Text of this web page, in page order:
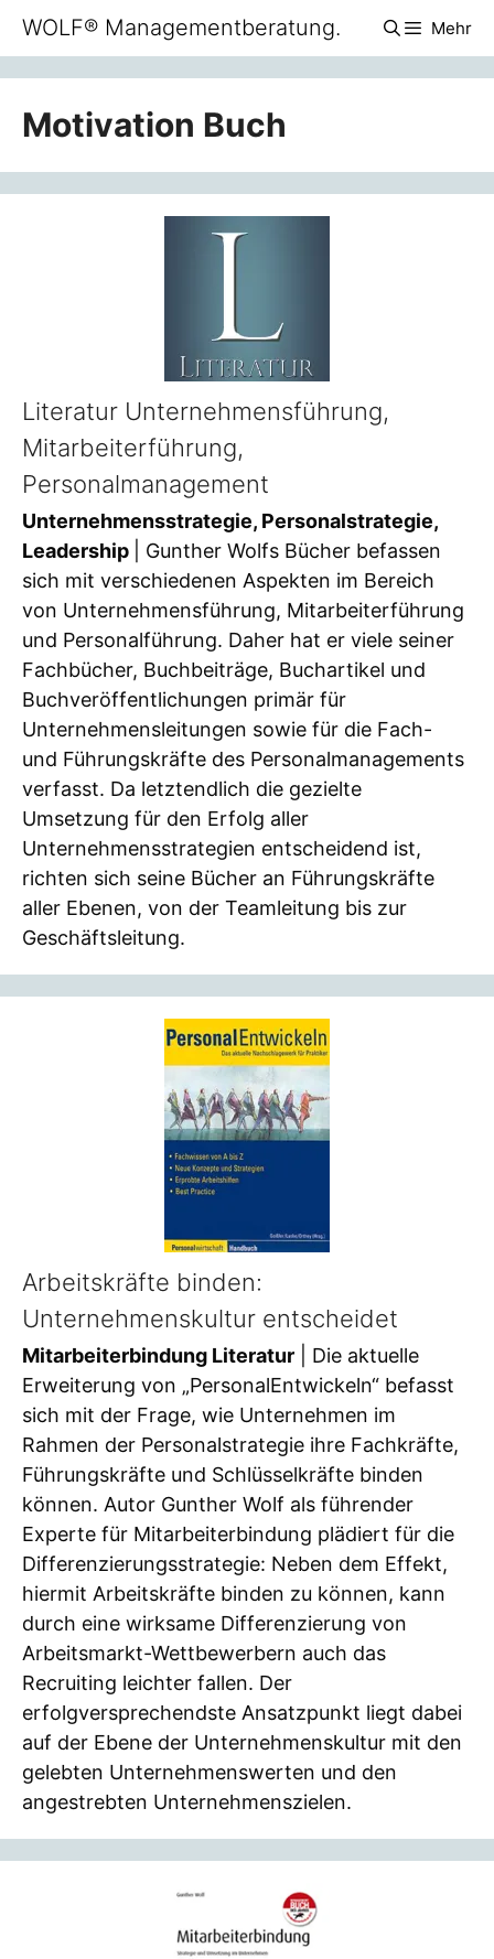
Zum
Inhalt
springen
WOLF® Managementberatung. Mehr
Motivation Buch
Literatur Unternehmensführung,
Mitarbeiterführung,
Personalmanagement
Unternehmensstrategie, Personalstrategie,
Leadership
| Gunther Wolfs Bücher befassen
sich mit verschiedenen Aspekten im Bereich
von Unternehmensführung, Mitarbeiterführung
und Personalführung. Daher hat er viele seiner
Fachbücher, Buchbeiträge, Buchartikel und
Buchveröffentlichungen primär für
Unternehmensleitungen sowie für die Fach-
und Führungskräfte des Personalmanagements
verfasst. Da letztendlich die gezielte
Umsetzung für den Erfolg aller
Unternehmensstrategien entscheidend ist,
richten sich seine Bücher an Führungskräfte
aller Ebenen, von der Teamleitung bis zur
Geschäftsleitung.
Arbeitskräfte binden:
Unternehmenskultur entscheidet
Mitarbeiterbindung Literatur | Die aktuelle
Erweiterung von „PersonalEntwickeln“ befasst
sich mit der Frage, wie Unternehmen im
Rahmen der Personalstrategie ihre Fachkräfte,
Führungskräfte und Schlüsselkräfte binden
können. Autor Gunther Wolf als führender
Experte für Mitarbeiterbindung plädiert für die
Differenzierungsstrategie: Neben dem Effekt,
hiermit Arbeitskräfte binden zu können, kann
durch eine wirksame Differenzierung von
Arbeitsmarkt-Wettbewerbern auch das
Recruiting leichter fallen. Der
erfolgversprechendste Ansatzpunkt liegt dabei
auf der Ebene der Unternehmenskultur mit den
gelebten Unternehmenswerten und den
angestrebten Unternehmenszielen.